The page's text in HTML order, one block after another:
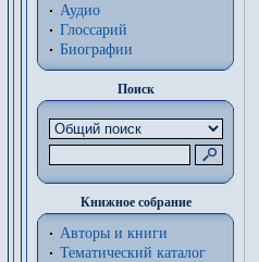
Аудио
Глоссарий
Биографии
Поиск
Книжное собрание
Авторы и книги
Тематический каталог